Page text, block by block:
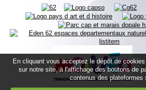
En cliquant vous acceptez le dépôt de
sur notre site, à l'affichage des boutons de
contenus des plateformes